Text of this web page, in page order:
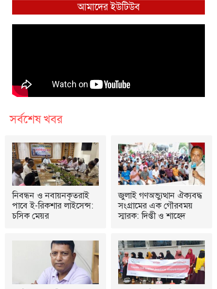
আমাদের ইউটিউব
সর্বশেষ খবর
নিবন্ধন ও নবায়নকৃতরাই
পাবে ই-রিকশার লাইসেন্স:
চসিক মেয়র
জুলাই গণঅভ্যুত্থান ঐক্যবদ্ধ
সংগ্রামের এক গৌরবময়
স্মারক: দিপ্তী ও শাহেদ